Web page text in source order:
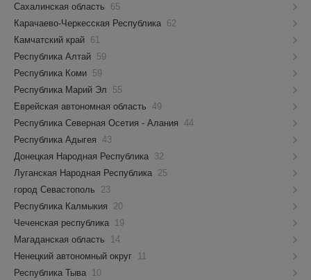
Сахалинская область
65
Карачаево-Черкесская Республика 62
Камчатский край 61
Республика Алтай 59
Республика Коми 59
Республика Марий Эл
55
Еврейская автономная область 49
Республика Северная Осетия - Алания 44
Республика Адыгея 43
Донецкая Народная Республика 32
Луганская Народная Республика 25
город Севастополь
23
Республика Калмыкия
20
Чеченская республика
19
Магаданская область
14
Ненецкий автономный округ
11
Республика Тыва
10